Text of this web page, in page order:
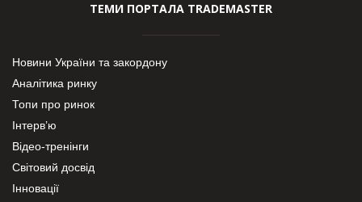
ТЕМИ ПОРТАЛА TRADEMASTER
Новини України та закордону
Аналітика ринку
Топи про ринок
Інтерв’ю
Відео-тренінги
Світовий досвід
Інновації